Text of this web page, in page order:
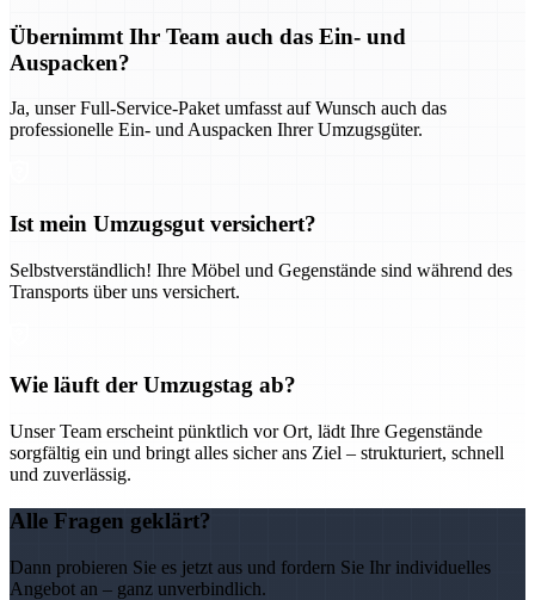
Übernimmt Ihr Team auch das Ein- und
Auspacken?
Ja, unser Full-Service-Paket umfasst auf Wunsch auch das
professionelle Ein- und Auspacken Ihrer Umzugsgüter.
Ist mein Umzugsgut versichert?
Selbstverständlich! Ihre Möbel und Gegenstände sind während des
Transports über uns versichert.
Wie läuft der Umzugstag ab?
Unser Team erscheint pünktlich vor Ort, lädt Ihre Gegenstände
sorgfältig ein und bringt alles sicher ans Ziel – strukturiert, schnell
und zuverlässig.
Alle Fragen geklärt?
Dann probieren Sie es jetzt aus und fordern Sie Ihr individuelles
Angebot an – ganz unverbindlich.